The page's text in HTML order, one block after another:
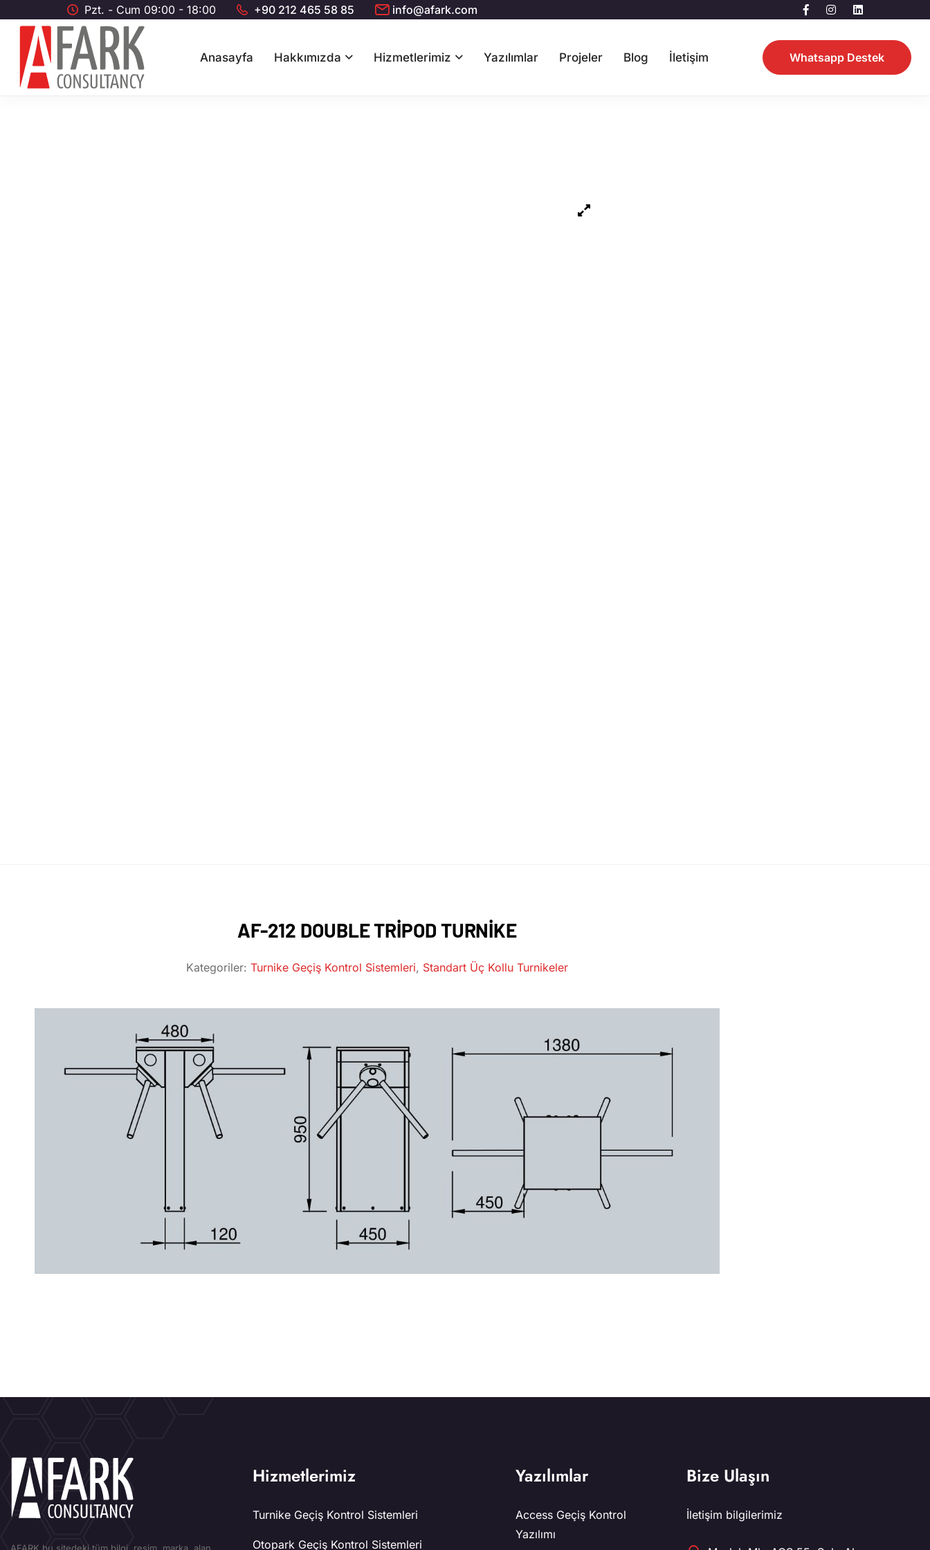
Pzt. - Cum 09:00 - 18:00 +90 212 465 58 85 info@afark.com
Anasayfa Hakkımızda Hizmetlerimiz Yazılımlar Projeler Blog İletişim Whatsapp Destek
AF-212 DOUBLE TRIPOD TURNIKE
Kategoriler: Turnike Geçiş Kontrol Sistemleri, Standart Üç Kollu Turnikeler
Hizmetlerimiz
Turnike Geçiş Kontrol Sistemleri
Otopark Geçiş Kontrol Sistemleri
Yazılımlar
Access Geçiş Kontrol
Yazılımı
Bize Ulaşın
İletişim bilgilerimiz